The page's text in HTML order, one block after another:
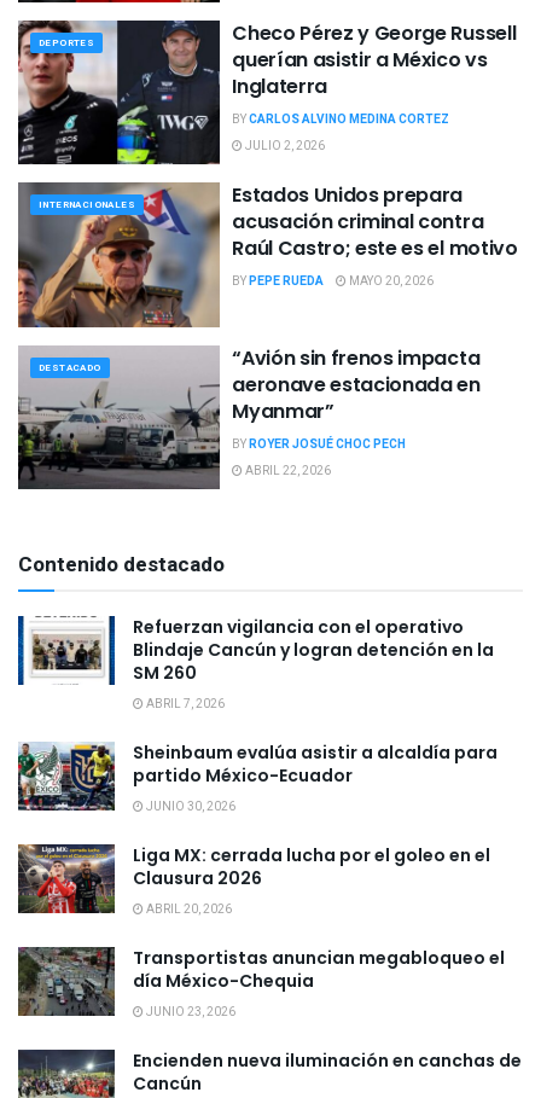
DEPORTES
Checo Pérez y George Russell
querían asistir a México vs
Inglaterra
BYCARLOS ALVINO MEDINA CORTEZ
JULIO 2, 2026
INTERNACIONALES
Estados Unidos prepara
acusación criminal contra
Raúl Castro; este es el motivo
BYPEPE RUEDA MAYO 20, 2026
DESTACADO
“Avión sin frenos impacta
aeronave estacionada en
Myanmar”
BYROYER JOSUÉ CHOC PECH
ABRIL 22, 2026
Contenido destacado
Refuerzan vigilancia con el operativo
Blindaje Cancún y logran detención en la
SM 260
ABRIL 7, 2026
Sheinbaum evalúa asistir a alcaldía para
partido México-Ecuador
JUNIO 30, 2026
Liga MX: cerrada lucha por el goleo en el
Clausura 2026
ABRIL 20, 2026
Transportistas anuncian megabloqueo el
día México-Chequia
JUNIO 23, 2026
Encienden nueva iluminación en canchas de
Cancún